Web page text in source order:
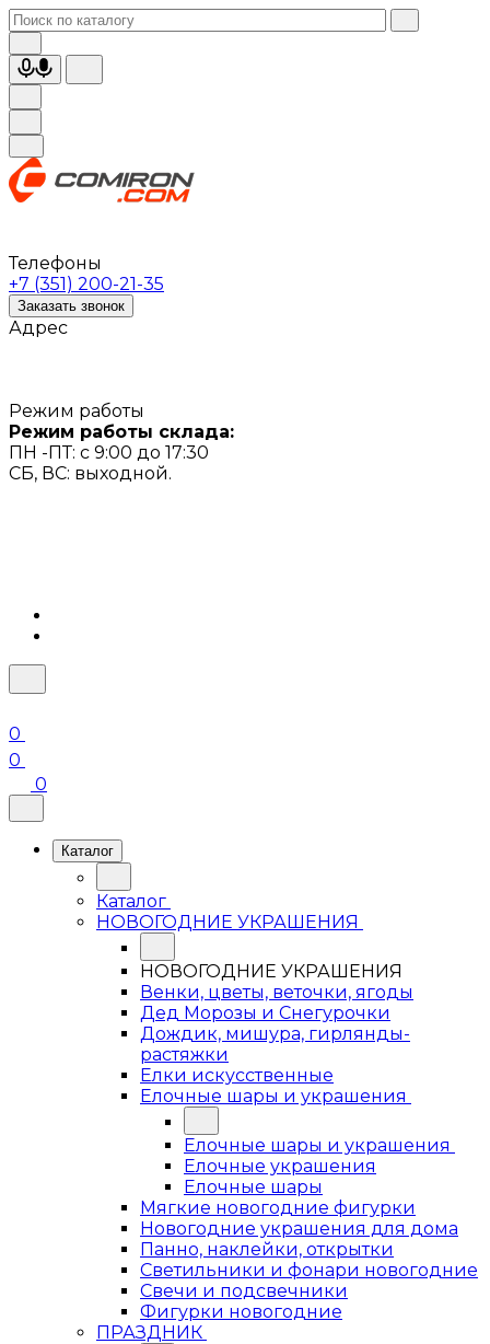
Телефоны
+7 (351) 200-21-35
Заказать звонок
Адрес
Режим работы
Режим работы склада:
ПН -ПТ: с 9:00 до 17:30
СБ, ВС: выходной.
0
0
0
Каталог
Каталог
НОВОГОДНИЕ УКРАШЕНИЯ
НОВОГОДНИЕ УКРАШЕНИЯ
Венки, цветы, веточки, ягоды
Дед Морозы и Снегурочки
Дождик, мишура, гирлянды-
растяжки
Елки искусственные
Елочные шары и украшения
Елочные шары и украшения
Елочные украшения
Елочные шары
Мягкие новогодние фигурки
Новогодние украшения для дома
Панно, наклейки, открытки
Светильники и фонари новогодние
Свечи и подсвечники
Фигурки новогодние
ПРАЗДНИК